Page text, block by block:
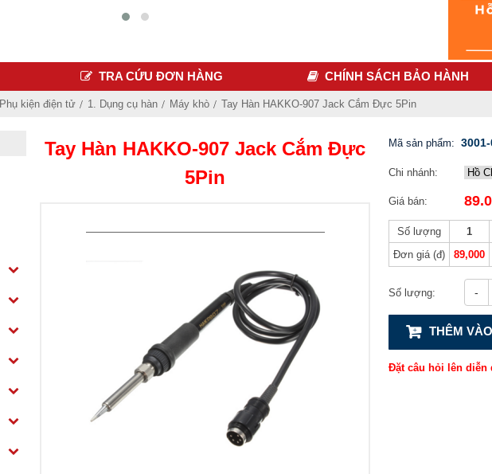
TRA CỨU ĐƠN HÀNG CHÍNH SÁCH BẢO HÀNH
Phụ kiện điện tử 1. Dụng cụ hàn Máy khò Tay Hàn HAKKO-907 Jack Cắm Đực 5Pin
Tay Hàn HAKKO-907 Jack Cắm Đực
5Pin
Mã sản phẩm:
Chi nhánh:
Giá bán:
Số lượng
Đơn giá (đ)
1
89,000
Số lượng: -
THÊM
Đặt câu hỏi lên diễn